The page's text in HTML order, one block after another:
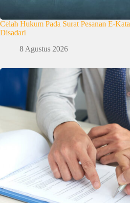
Celah Hukum Pada Surat Pesanan E-
Disadari
8 Agustus 2026